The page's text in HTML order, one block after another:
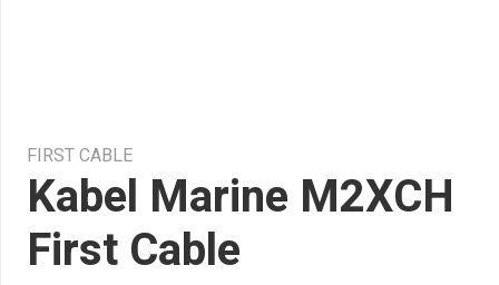
FIRST CABLE
Kabel Marine M2XCH
First Cable